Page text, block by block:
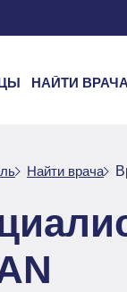
НАЙТИ ВРАЧА
Найти врача